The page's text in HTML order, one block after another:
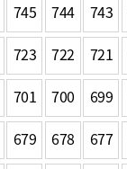
745 744 743
723 722 721
701 700 699
679 678 677